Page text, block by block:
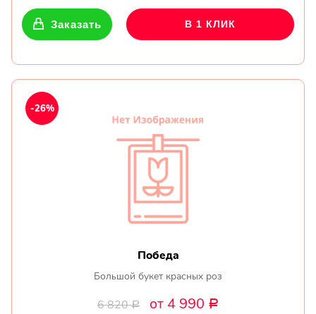
Заказать В 1 КЛИК
Победа
Большой букет красных роз
6 820Р от 4 990 Р
-26%